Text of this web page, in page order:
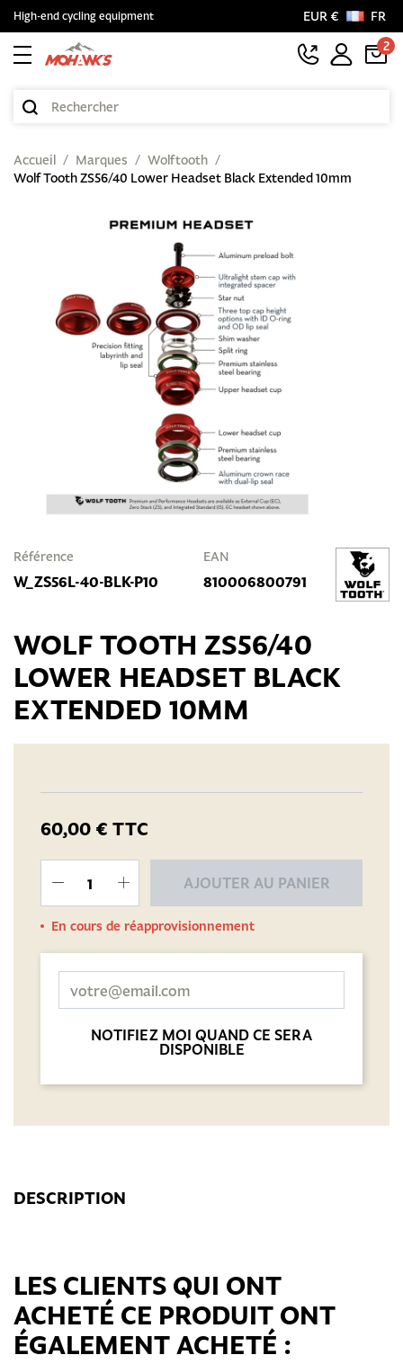
High-end cycling equipment EUR €
FR
2
Accueil Marques
Wolftooth
Wolf Tooth ZS56/40 Lower Headset Black Extended 10mm
Référence
W_ZS56L-40-BLK-P10
EAN
810006800791
WOLF TOOTH ZS56/40
LOWER HEADSET BLACK
EXTENDED 10MM
60,00 € TTC
AJOUTER AU PANIER
En cours de réapprovisionnement
NOTIFIEZ MOI QUAND CE SERA
DISPONIBLE
DESCRIPTION
LES CLIENTS QUI ONT
ACHETÉ CE PRODUIT ONT
ÉGALEMENT ACHETÉ :